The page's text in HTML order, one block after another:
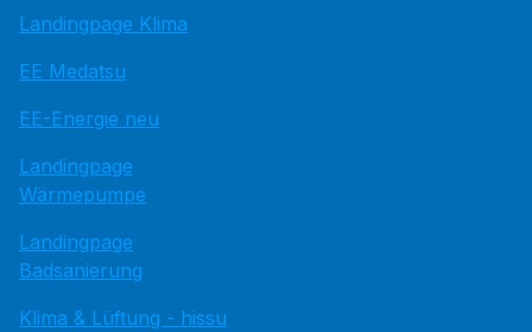
Landingpage Klima
EE Medatsu
EE-Energie neu
Landingpage
Wärmepumpe
Landingpage
Badsanierung
Klima & Lüftung - hissu